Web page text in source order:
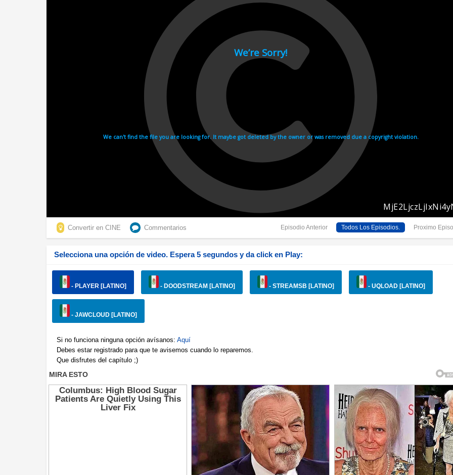
Convertir en CINE Commentarios Episodio Anterior Todos Los Episodios. Proximo
Selecciona una opción de video. Espera 5 segundos y da click en Play:
- PLAYER [LATINO] - DOODSTREAM [LATINO] - STREAMSB [LATINO] - UQLOAD [LATINO]
- JAWCLOUD [LATINO]
Si no funciona ninguna opción avísanos: Aquí
Debes estar registrado para que te avisemos cuando lo reparemos.
Que disfrutes del capítulo ;)